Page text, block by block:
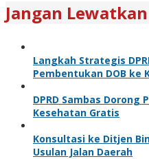
Jangan Lewatkan
Langkah Strategis
Pembentukan DOB ke
DPRD Sambas Dorong
Kesehatan Gratis
Konsultasi ke Ditjen
Usulan Jalan Daerah